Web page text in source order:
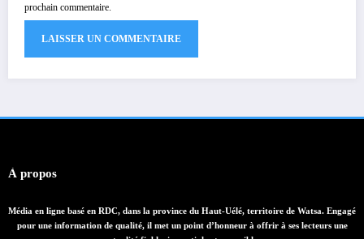
prochain commentaire.
À propos
Média en ligne basé en RDC, dans la province du Haut-Uélé, territoire de Watsa. Engagé
pour une information de qualité, il met un point d’honneur à offrir à ses lecteurs une